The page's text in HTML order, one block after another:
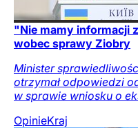
"Nie mamy informacji
wobec sprawy Ziobry
Minister
otrzymał odpowiedzi
w sprawie wniosku o
OpinieKraj